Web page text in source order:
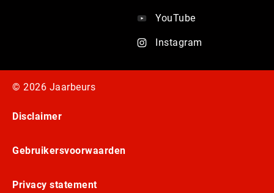
YouTube
Instagram
© 2026 Jaarbeurs
Disclaimer
Gebruikersvoorwaarden
Privacy statement